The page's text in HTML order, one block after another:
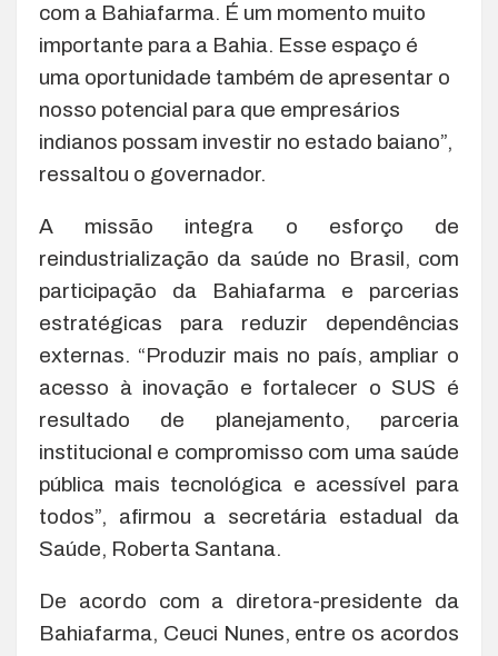
com a Bahiafarma. É um momento muito
importante para a Bahia. Esse espaço é
uma oportunidade também de apresentar o
nosso potencial para que empresários
indianos possam investir no estado baiano”,
ressaltou o governador.
A missão integra o esforço de
reindustrialização da saúde no Brasil, com
participação da Bahiafarma e parcerias
estratégicas para reduzir dependências
externas. “Produzir mais no país, ampliar o
acesso à inovação e fortalecer o SUS é
resultado de planejamento, parceria
institucional e compromisso com uma saúde
pública mais tecnológica e acessível para
todos”, afirmou a secretária estadual da
Saúde, Roberta Santana.
De acordo com a diretora-presidente da
Bahiafarma, Ceuci Nunes, entre os acordos